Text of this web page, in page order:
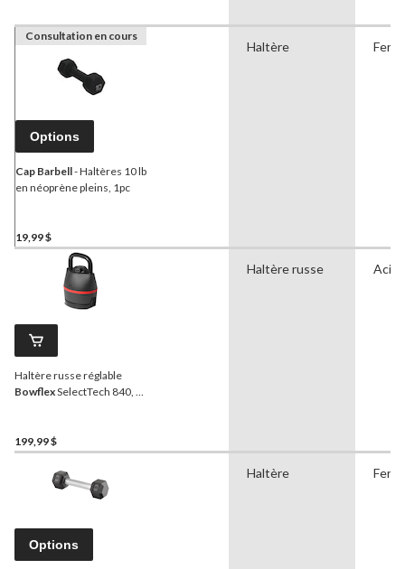
Consultation en cours
Options
Cap Barbell- Haltères 10 lb
en néoprène pleins, 1pc
19,99 $
Haltère Fer à
Haltère russe réglable
BowflexSelectTech 840, 8
199,99 $
Haltère russe Acier
Options
Haltère Fer à